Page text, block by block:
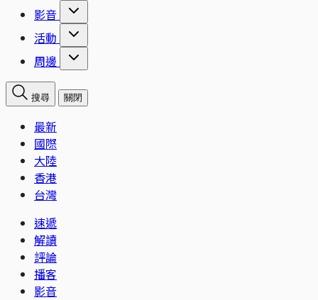
影音
活動
周邊
搜尋 關閉
最新
國際
大陸
香港
台灣
速遞
解讀
評論
播客
影音